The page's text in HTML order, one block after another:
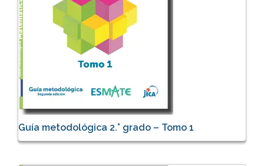
Guía metodológica 2.° grado – Tomo 1